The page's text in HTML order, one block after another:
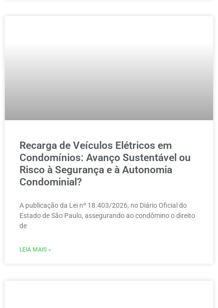
Recarga de Veículos Elétricos em
Condomínios: Avanço Sustentável ou
Risco à Segurança e à Autonomia
Condominial?
A publicação da Lei nº 18.403/2026, no Diário Oficial do
Estado de São Paulo, assegurando ao condômino o direito
de
LEIA MAIS »